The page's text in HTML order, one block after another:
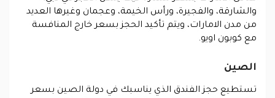
والشارقة، والفجيرة، ورأس الخيمة، وعجمان وغيرها العديد
من مدن الامارات، ويتم تأكيد الحجز بسعر خارج المنافسة
مع كوبون اويو.
الصين
تستطيع حجز الفندق الذي يناسبك في دولة الصين بسعر